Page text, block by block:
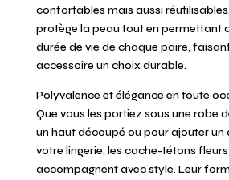
confortables mais aussi
protège la peau tout en permettant
durée de vie de chaque paire,
accessoire un choix durable.
Polyvalence et élégance en toute
Que vous les portiez sous une robe
un haut découpé ou pour ajouter un
votre lingerie, les cache-tétons
accompagnent avec style. Leur